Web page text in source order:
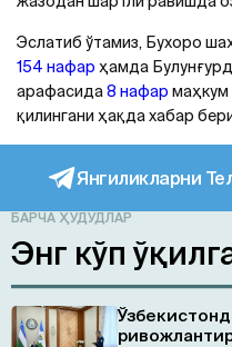
Эслатиб ўтамиз, Бухоро
154 нафар ҳамда
арафасида8 нафар
қилингани ҳақда хабар
Янгиликларни
БАРЧА ҲУДУДЛАР
Энг кўп